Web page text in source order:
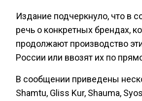
Издание подчеркнуло, что в
речь о конкретных брендах,
продолжают производство
России или ввозят их по
В сообщении приведены
Shamtu, Gliss Kur, Shauma,